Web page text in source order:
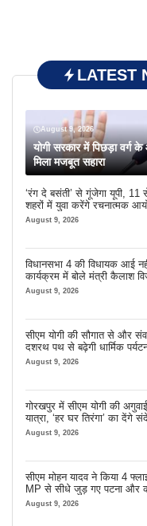
LATEST
August 9, 2026
योगी सरकार में पिछड़ा वर्ग
मिला मजबूत सहारा
‘रंग दे बसंती’ से गूंजेगा यूपी,
शहरों में युवा करेंगे रचनात्मक
August 9, 2026
विधानसभा 4 की विधायक आई
कार्यक्रम में बोले मंत्री कैलाश
August 9, 2026
सीएम योगी की सौगात से और
दशरथ पथ से बढ़ेगी धार्मिक
August 9, 2026
गोरखपुर में सीएम योगी की
यात्रा, ‘हर घर तिरंगा’ का देंगे
August 9, 2026
सीएम मोहन यादव ने किया 4
MP से सीधे जुड़ गए पटना और
August 9, 2026